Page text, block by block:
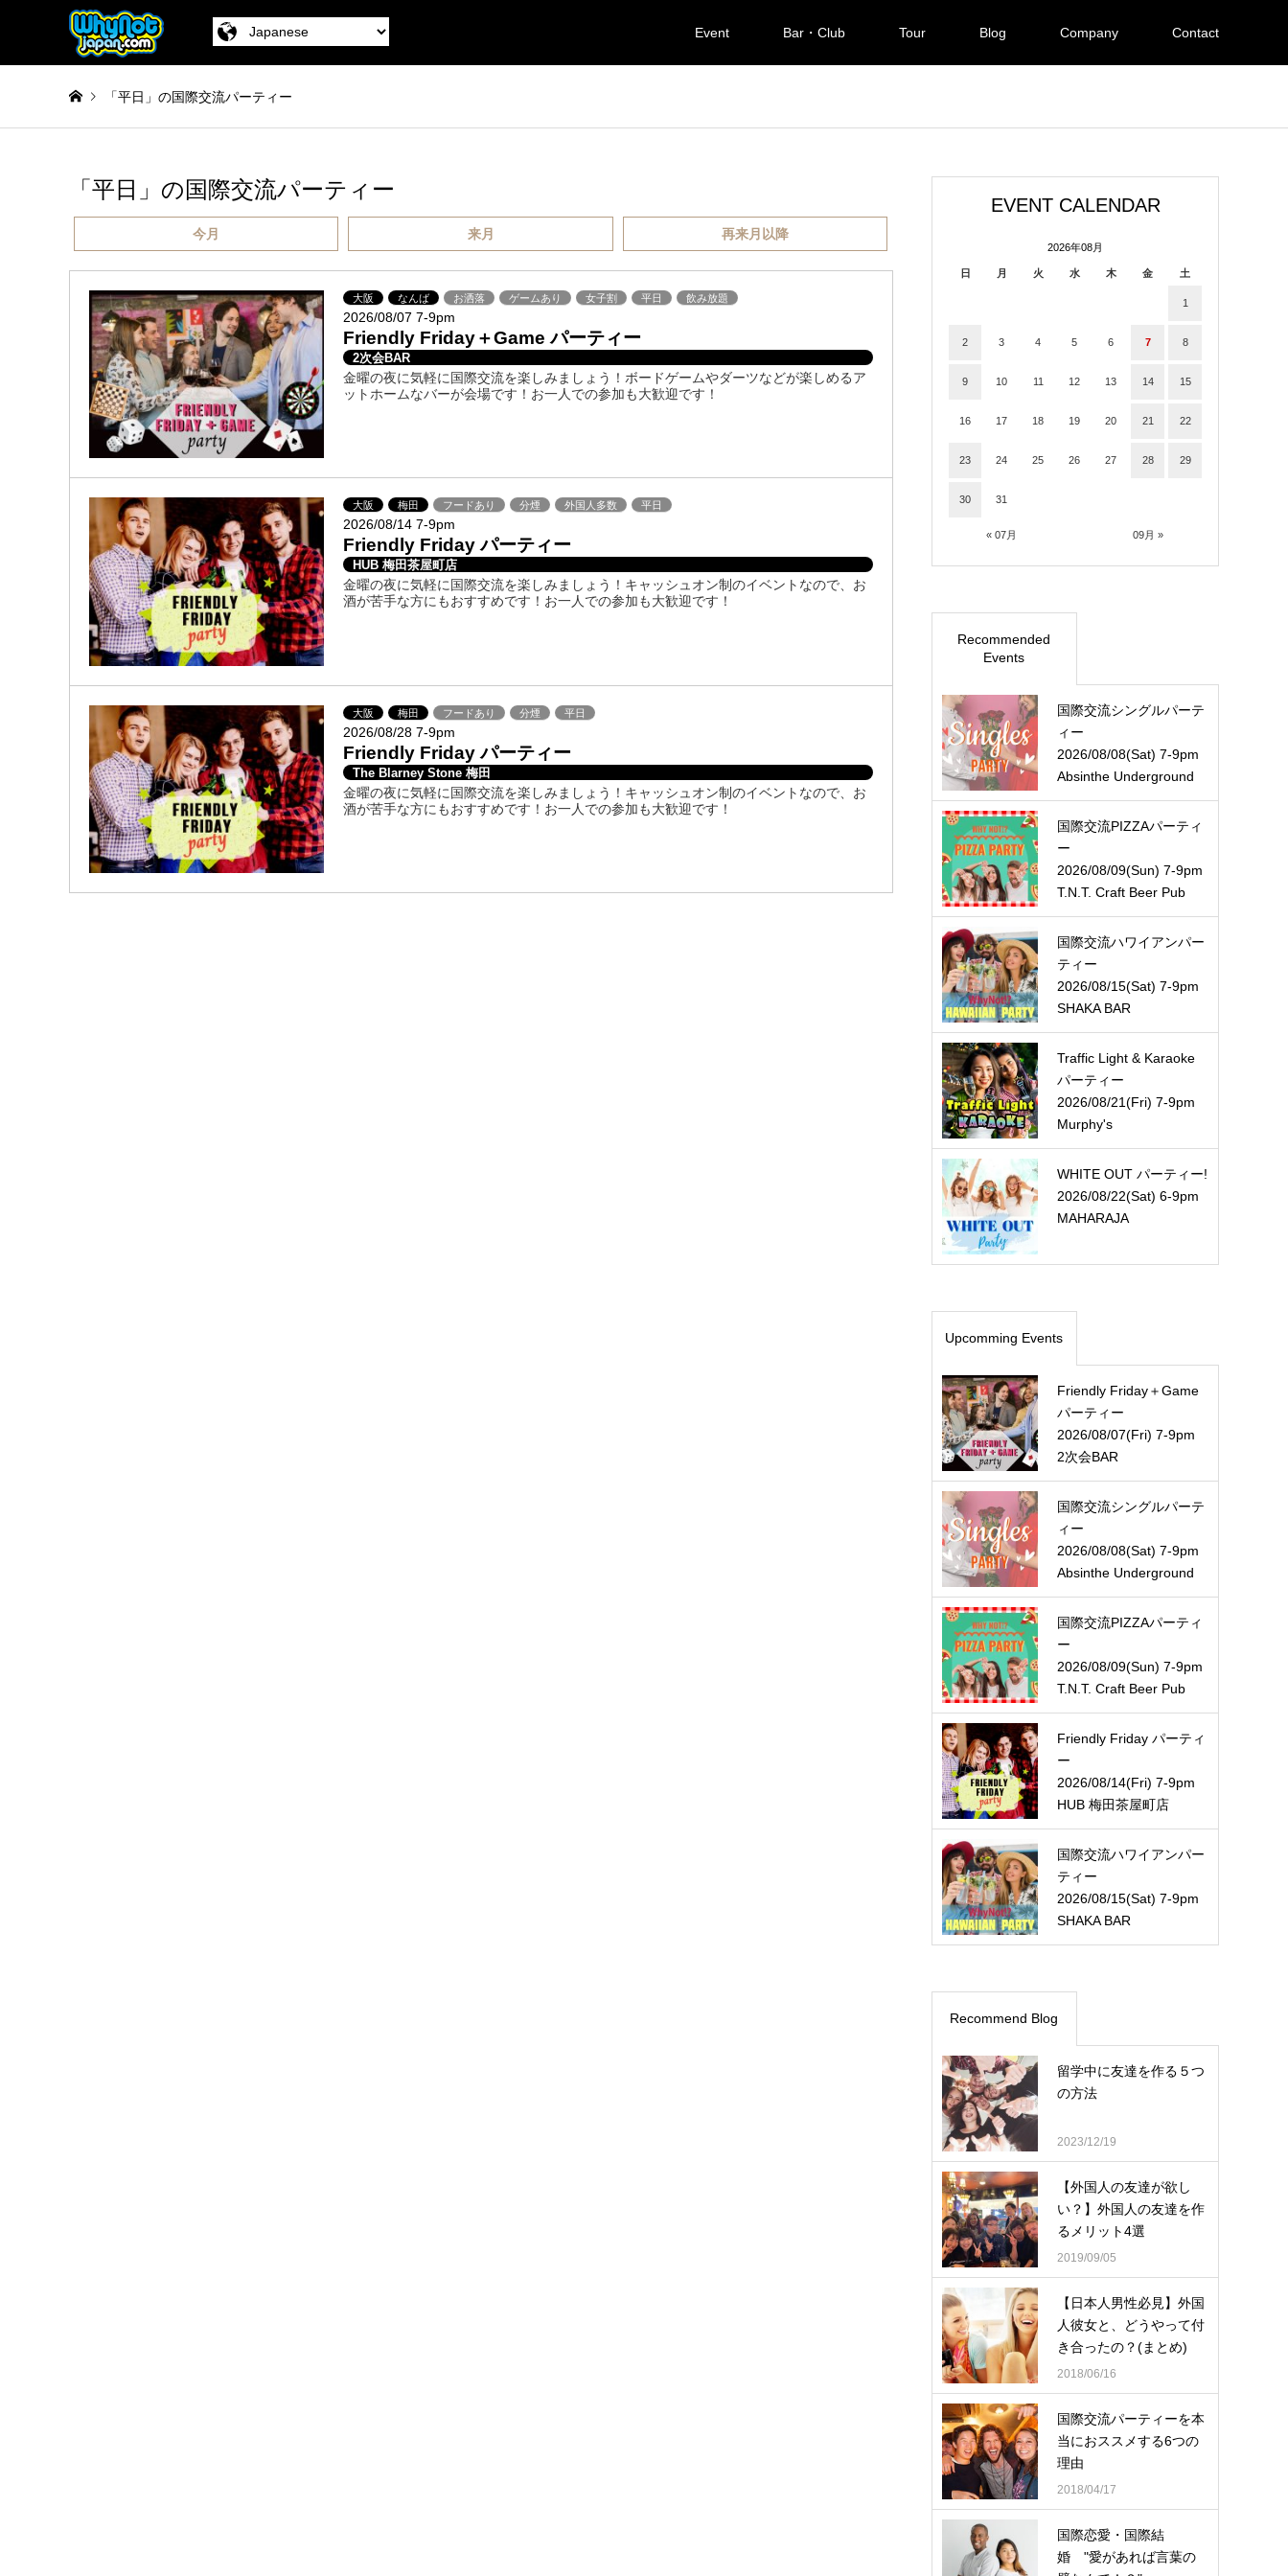
Event Bar・Club Tour Blog Company Contact
「平日」の国際交流パーティー
「平日」の国際交流パーティー
今月 来月 再来月以降
大阪 なんば お洒落 ゲームあり 女子割 平日 飲み放題
2026/08/07 7-9pm
Friendly Friday＋Game パーティー
2次会BAR
金曜の夜に気軽に国際交流を楽しみましょう！ボードゲームやダーツなどが楽しめるア
ットホームなバーが会場です！お一人での参加も大歓迎です！
大阪 梅田 フードあり 分煙 外国人多数 平日
2026/08/14 7-9pm
Friendly Friday パーティー
HUB 梅田茶屋町店
金曜の夜に気軽に国際交流を楽しみましょう！キャッシュオン制のイベントなので、お
酒が苦手な方にもおすすめです！お一人での参加も大歓迎です！
大阪 梅田 フードあり 分煙 平日
2026/08/28 7-9pm
Friendly Friday パーティー
The Blarney Stone 梅田
金曜の夜に気軽に国際交流を楽しみましょう！キャッシュオン制のイベントなので、お
酒が苦手な方にもおすすめです！お一人での参加も大歓迎です！
EVENT CALENDAR
2026年08月
日 月 火 水 木 金 土
« 07月 09月 »
1
2 3 4 5 6 7 8
9 10 11 12 13 14 15
16 17 18 19 20 21 22
23 24 25 26 27 28 29
30 31
Recommended
Events
国際交流シングルパーテ
ィー
2026/08/08(Sat) 7-9pm
Absinthe Underground
国際交流PIZZAパーティ
ー
2026/08/09(Sun) 7-9pm
T.N.T. Craft Beer Pub
国際交流ハワイアンパー
ティー
2026/08/15(Sat) 7-9pm
SHAKA BAR
Traffic Light & Karaoke
パーティー
2026/08/21(Fri) 7-9pm
Murphy's
WHITE OUT パーティー!
2026/08/22(Sat) 6-9pm
MAHARAJA
Upcomming Events
Friendly Friday＋Game
パーティー
2026/08/07(Fri) 7-9pm
2次会BAR
国際交流シングルパーテ
ィー
2026/08/08(Sat) 7-9pm
Absinthe Underground
国際交流PIZZAパーティ
ー
2026/08/09(Sun) 7-9pm
T.N.T. Craft Beer Pub
Friendly Friday パーティ
ー
2026/08/14(Fri) 7-9pm
HUB 梅田茶屋町店
国際交流ハワイアンパー
ティー
2026/08/15(Sat) 7-9pm
SHAKA BAR
Recommend Blog
留学中に友達を作る５つ
の方法
2023/12/19
【外国人の友達が欲し
い？】外国人の友達を作
るメリット4選
2019/09/05
【日本人男性必見】外国
人彼女と、どうやって付
き合ったの？(まとめ)
2018/06/16
国際交流パーティーを本
当におススメする6つの
理由
2018/04/17
国際恋愛・国際結
婚 "愛があれば言葉の